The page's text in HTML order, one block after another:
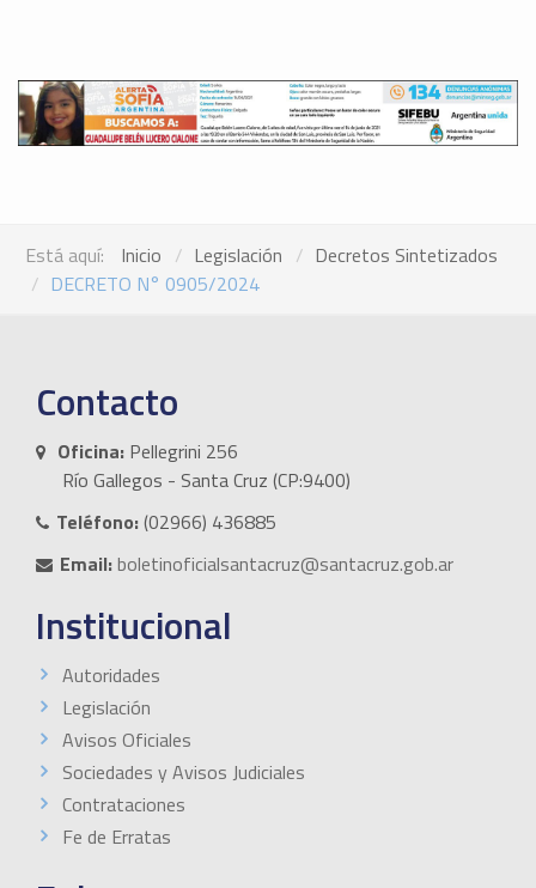
Está aquí: Inicio Legislación
Decretos Sintetizados
DECRETO N° 0905/2024
Contacto
Oficina: Pellegrini 256
Río Gallegos - Santa Cruz (CP:9400)
Teléfono:(02966) 436885
Email:boletinoficialsantacruz@santacruz.gob.ar
Institucional
Autoridades
Legislación
Avisos Oficiales
Sociedades y Avisos Judiciales
Contrataciones
Fe de Erratas